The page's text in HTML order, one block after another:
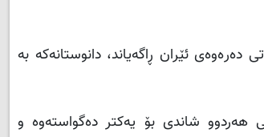
دەرەوەی ئێران ڕاگەیاند، دانوستانەکە بە
هەردوو شاندی بۆ یەکتر دەگواستەوە و